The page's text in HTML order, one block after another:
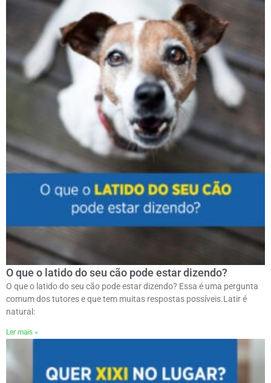
O que o latido do seu cão pode estar dizendo?
O que o latido do seu cão pode estar dizendo? Essa é uma pergunta
comum dos tutores e que tem muitas respostas possíveis.ㅤLatir é
natural:
Ler mais »